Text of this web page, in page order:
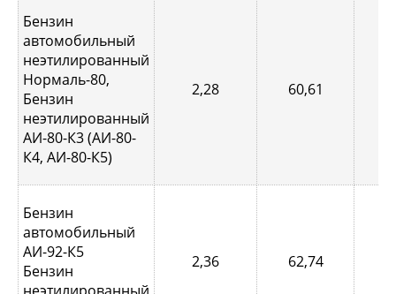
Бензин
автомобильный
неэтилированный
Нормаль-80,
Бензин
неэтилированный
АИ-80-К3 (АИ-80-
К4, АИ-80-К5)
2,28 60,61
Бензин
автомобильный
АИ-92-К5
Бензин
2,36 62,74